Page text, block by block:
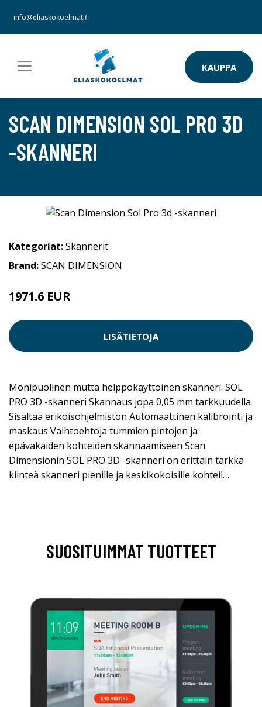
info@eliaskokoelmat.fi
KAUPPA
SCAN DIMENSION SOL PRO 3D
-SKANNERI
Kategoriat:Skannerit
Brand:SCAN DIMENSION
1971.6 EUR
LISÄTIETOJA
Monipuolinen mutta helppokäyttöinen skanneri. SOL
PRO 3D -skanneri Skannaus jopa 0,05 mm tarkkuudella
Sisältää erikoisohjelmiston Automaattinen kalibrointi ja
maskaus Vaihtoehtoja tummien pintojen ja
epävakaiden kohteiden skannaamiseen Scan
Dimensionin SOL PRO 3D -skanneri on erittäin tarkka
kiinteä skanneri pienille ja keskikokoisille kohteil…
SUOSITUIMMAT TUOTTEET